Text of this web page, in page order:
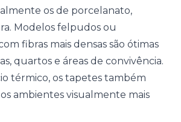
os de porcelanato,
Modelos felpudos ou
fibras mais densas são ótimas
quartos e áreas de convivência.
térmico, os tapetes também
ambientes visualmente mais